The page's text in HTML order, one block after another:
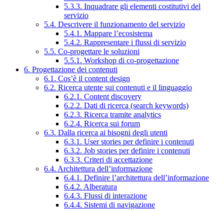
5.3.3. Inquadrare gli elementi costitutivi del
servizio
5.4. Descrivere il funzionamento del servizio
5.4.1. Mappare l’ecosistema
5.4.2. Rappresentare i flussi di servizio
5.5. Co-progettare le soluzioni
5.5.1. Workshop di co-progettazione
6. Progettazione dei contenuti
6.1. Cos’è il content design
6.2. Ricerca utente sui contenuti e il linguaggio
6.2.1. Content discovery
6.2.2. Dati di ricerca (search keywords)
6.2.3. Ricerca tramite analytics
6.2.4. Ricerca sui forum
6.3. Dalla ricerca ai bisogni degli utenti
6.3.1. User stories per definire i contenuti
6.3.2. Job stories per definire i contenuti
6.3.3. Criteri di accettazione
6.4. Architettura dell’informazione
6.4.1. Definire l’architettura dell’informazione
6.4.2. Alberatura
6.4.3. Flussi di interazione
6.4.4. Sistemi di navigazione